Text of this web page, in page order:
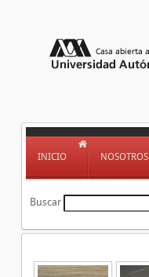
INICIO NOSOTROS
Buscar